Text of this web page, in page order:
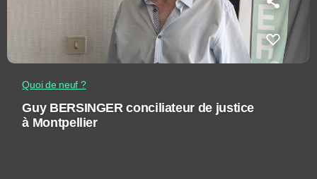
Quoi de neuf ?
Guy BERSINGER conciliateur de justice
à Montpellier